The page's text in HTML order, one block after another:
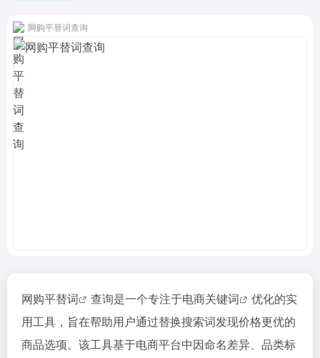
网购平替词查询
网购平替词 查询是一个专注于电商关键词
优化的实
用工具，旨在帮助用户通过替换搜索词发现价格更优的
商品选项。该工具基于电商平台中因命名差异、品类标